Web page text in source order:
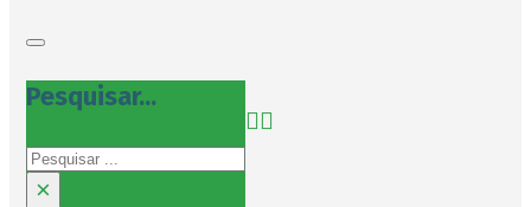
Pesquisar...
Pesquisar
×